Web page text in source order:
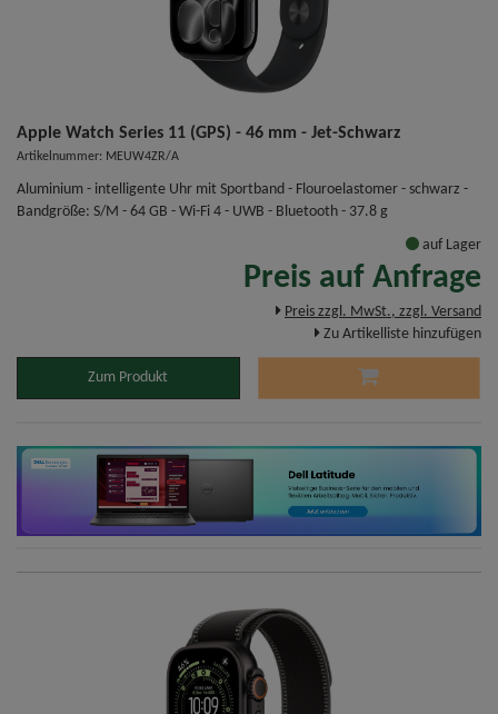
Apple Watch Series 11 (GPS) - 46 mm - Jet-Schwarz
Artikelnummer: MEUW4ZR/A
Aluminium - intelligente Uhr mit Sportband - Flouroelastomer - schwarz -
Bandgröße: S/M - 64 GB - Wi-Fi 4 - UWB - Bluetooth - 37.8 g
auf Lager
Preis auf Anfrage
Preis zzgl. MwSt., zzgl. Versand
Zu Artikelliste hinzufügen
Zum Produkt